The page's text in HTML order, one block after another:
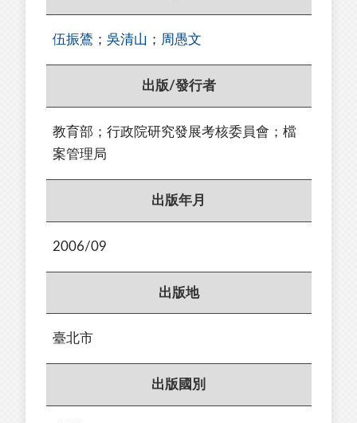
伍振鷟 ； 吳清山 ； 周愚文
出版/發行者
教育部；行政院研究發展考核委員會；檔
案管理局
出版年月
2006/09
出版地
臺北市
出版國別